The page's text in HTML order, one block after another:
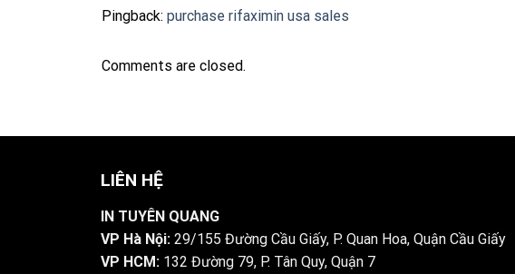
Pingback: purchase rifaximin usa sales
Comments are closed.
LIÊN HỆ
IN TUYÊN QUANG
VP Hà Nội: 29/155 Đường Cầu Giấy, P. Quan Hoa, Quận Cầu Giấy
VP HCM: 132 Đường 79, P. Tân Quy, Quận 7